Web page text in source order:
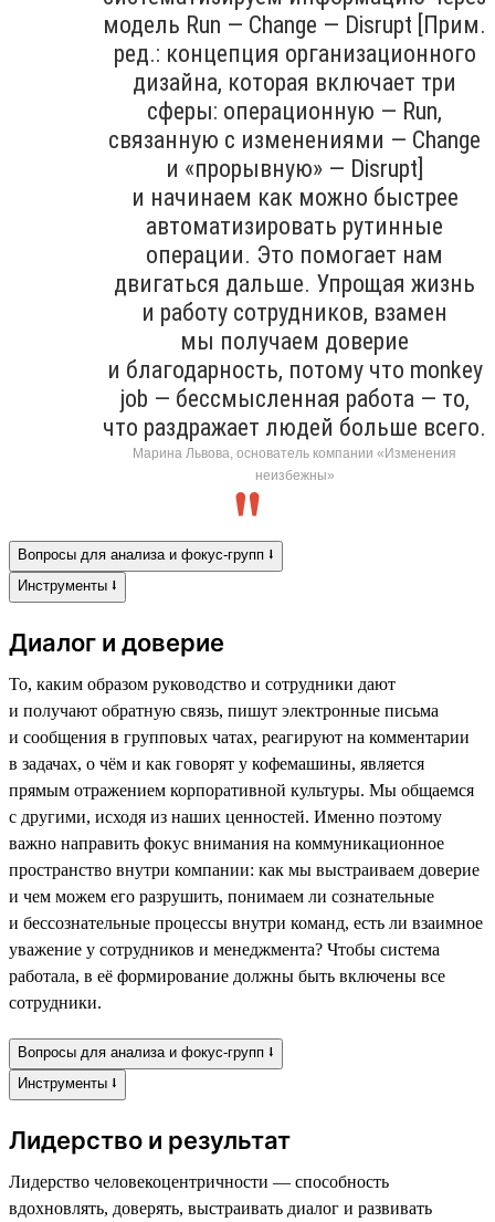
модель Run — Change — Disrupt [Прим.
ред.: концепция организационного
дизайна, которая включает три
сферы: операционную — Run,
связанную с изменениями — Change
и «прорывную» — Disrupt]
и начинаем как можно быстрее
автоматизировать рутинные
операции. Это помогает нам
двигаться дальше. Упрощая жизнь
и работу сотрудников, взамен
мы получаем доверие
и благодарность, потому что monkey
job — бессмысленная работа — то,
что раздражает людей больше всего.
Марина Львова, основатель компании «Изменения
неизбежны»
Вопросы для анализа и фокус-групп ⭣
Инструменты ⭣
Диалог и доверие
То, каким образом руководство и сотрудники дают
и получают обратную связь, пишут электронные письма
и сообщения в групповых чатах, реагируют на комментарии
в задачах, о чём и как говорят у кофемашины, является
прямым отражением корпоративной культуры. Мы общаемся
с другими, исходя из наших ценностей. Именно поэтому
важно направить фокус внимания на коммуникационное
пространство внутри компании: как мы выстраиваем доверие
и чем можем его разрушить, понимаем ли сознательные
и бессознательные процессы внутри команд, есть ли взаимное
уважение у сотрудников и менеджмента? Чтобы система
работала, в её формирование должны быть включены все
сотрудники.
Вопросы для анализа и фокус-групп ⭣
Инструменты ⭣
Лидерство и результат
Лидерство человекоцентричности — способность
вдохновлять, доверять, выстраивать диалог и развивать